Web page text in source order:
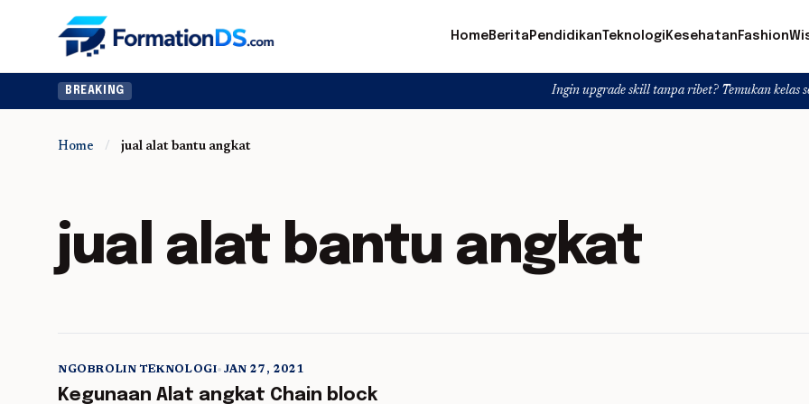
HomeBerita PendidikanTeknologi Kesehatan Fashion
BREAKING Ingin upgrade skill tanpa ribet? Temukan kelas seru dan
Home / jual alat bantu angkat
jual alat bantu angkat
5 min read
NGOBROLIN TEKNOLOGI• JAN 27, 2021
Kegunaan Alat angkat Chain block